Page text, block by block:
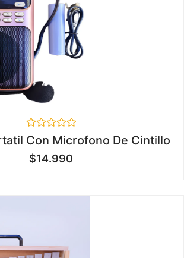
Valorado
en
0
de
Con Microfono De Cintillo
$14.990